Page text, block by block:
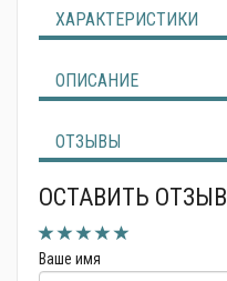
ХАРАКТЕРИСТИКИ
ОПИСАНИЕ
ОТЗЫВЫ
ОСТАВИТЬ ОТЗЫВ
Ваше имя